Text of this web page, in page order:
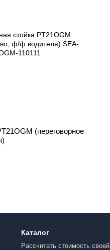
(переговорное
Каталог
Рассчитать стоимость своей